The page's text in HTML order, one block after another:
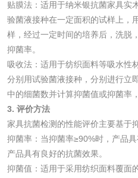
贴膜法：适用于纳米银抗菌家具实
验菌液接种在一定面积的试样上，
样，经过一定时间的培养后，洗脱
抑菌率。
吸收法：适用于纺织面料等吸水性
分别用试验菌液接种，分别进行立
中的细菌数并计算抑菌值或抑菌率
3. 评价方法
家具抗菌检测的性能评价主要基于
抑菌率：当抑菌率≥90%时，产品
产品具有良好的抗菌效果。
抑菌值：适用于采用纺织面料覆面
防霉检
化妆品
化妆品毒理